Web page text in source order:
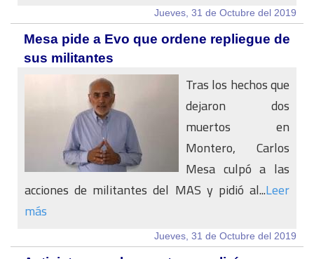
Jueves, 31 de Octubre del 2019
Mesa pide a Evo que ordene repliegue de
sus militantes
Tras los hechos que
dejaron dos
muertos en
Montero, Carlos
Mesa culpó a las
acciones de militantes del MAS y pidió al...Leer
más
Jueves, 31 de Octubre del 2019